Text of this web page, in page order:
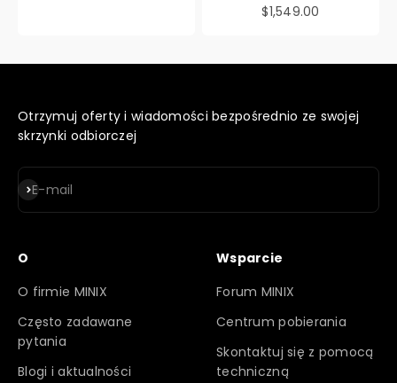
Cena promocyjna
$1,549.00
Otrzymuj oferty i wiadomości bezpośrednio ze swojej
skrzynki odbiorczej
E-mail
Subskrybuj
O
O firmie MINIX
Często zadawane
pytania
Blogi i aktualności
Wsparcie
Forum MINIX
Centrum pobierania
Skontaktuj się z pomocą
techniczną